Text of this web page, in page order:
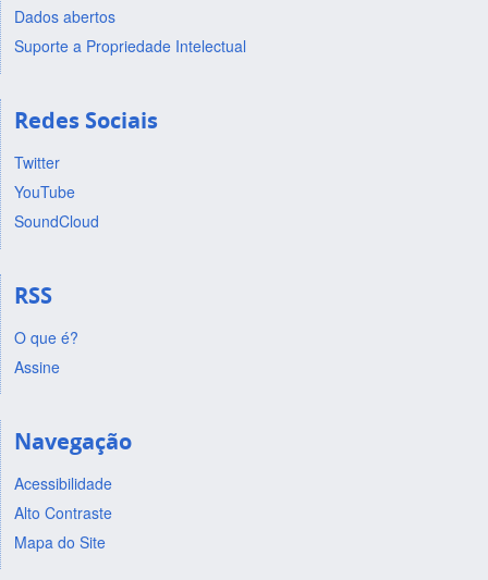
Dados abertos
Suporte a Propriedade Intelectual
Redes Sociais
Twitter
YouTube
SoundCloud
RSS
O que é?
Assine
Navegação
Acessibilidade
Alto Contraste
Mapa do Site